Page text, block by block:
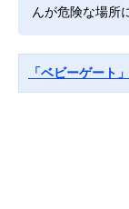
んが危険な場所
「ベビーゲート